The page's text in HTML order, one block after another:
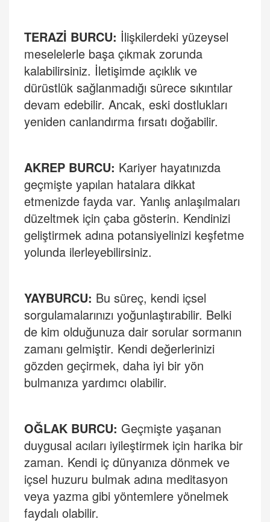
TERAZİ BURCU: İlişkilerdeki yüzeysel
meselelerle başa çıkmak zorunda
kalabilirsiniz. İletişimde açıklık ve
dürüstlük sağlanmadığı sürece sıkıntılar
devam edebilir. Ancak, eski dostlukları
yeniden canlandırma fırsatı doğabilir.
AKREP BURCU: Kariyer hayatınızda
geçmişte yapılan hatalara dikkat
etmenizde fayda var. Yanlış anlaşılmaları
düzeltmek için çaba gösterin. Kendinizi
geliştirmek adına potansiyelinizi keşfetme
yolunda ilerleyebilirsiniz.
YAYBURCU: Bu süreç, kendi içsel
sorgulamalarınızı yoğunlaştırabilir. Belki
de kim olduğunuza dair sorular sormanın
zamanı gelmiştir. Kendi değerlerinizi
gözden geçirmek, daha iyi bir yön
bulmanıza yardımcı olabilir.
OĞLAK BURCU: Geçmişte yaşanan
duygusal acıları iyileştirmek için harika bir
zaman. Kendi iç dünyanıza dönmek ve
içsel huzuru bulmak adına meditasyon
veya yazma gibi yöntemlere yönelmek
faydalı olabilir.